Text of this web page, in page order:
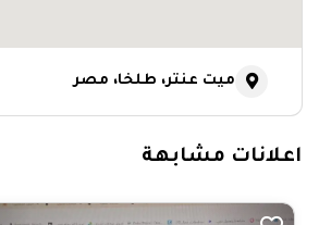
ميت عنتر، طلخا، مصر
اعلانات مشابهة